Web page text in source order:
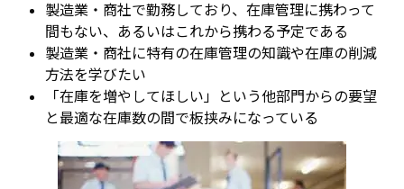
製造業・商社で勤務しており、在庫管理に携わって
間もない、あるいはこれから携わる予定である
製造業・商社に特有の在庫管理の知識や在庫の削減
方法を学びたい
「在庫を増やしてほしい」という他部門からの要望
と最適な在庫数の間で板挟みになっている